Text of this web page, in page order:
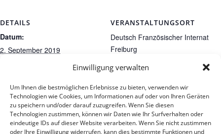
Einwilligung verwalten
Um Ihnen die bestmöglichen Erlebnisse zu bieten, verwenden wir
Technologien wie Cookies, um Informationen auf oder von Ihren Geräten
zu speichern und/oder darauf zuzugreifen. Wenn Sie diesen
Technologien zustimmen, können wir Daten wie Ihr Surfverhalten oder
eindeutige IDs auf dieser Website verarbeiten. Wenn Sie nicht zustimmen
oder Ihre Einwilligung widerrufen, kann dies bestimmte Funktionen und
DETAILS
Datum:
2. September 2019
Veranstaltungskategorie:
VERANSTALTUNGSORT
Deutsch Französischer Internat
Freiburg
Freiburg
Google Karte anzeigen